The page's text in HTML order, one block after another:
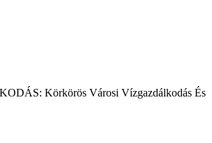
Körkörös Városi Vízgazdálkodás És